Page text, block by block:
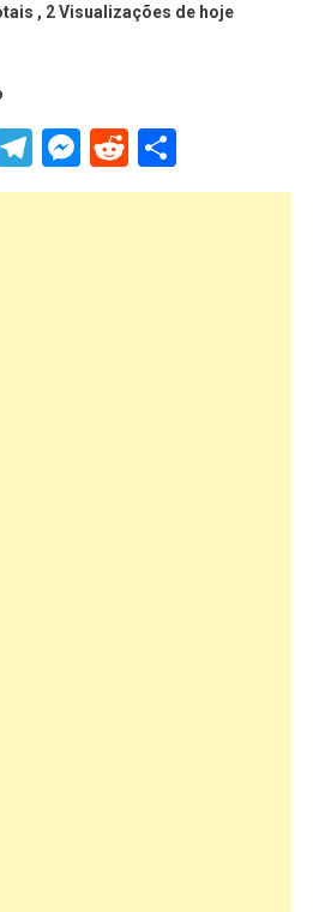
, 2 Visualizações de hoje
Telegram
Messenger
Reddit
Share